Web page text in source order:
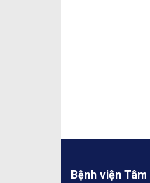
Bệnh viện